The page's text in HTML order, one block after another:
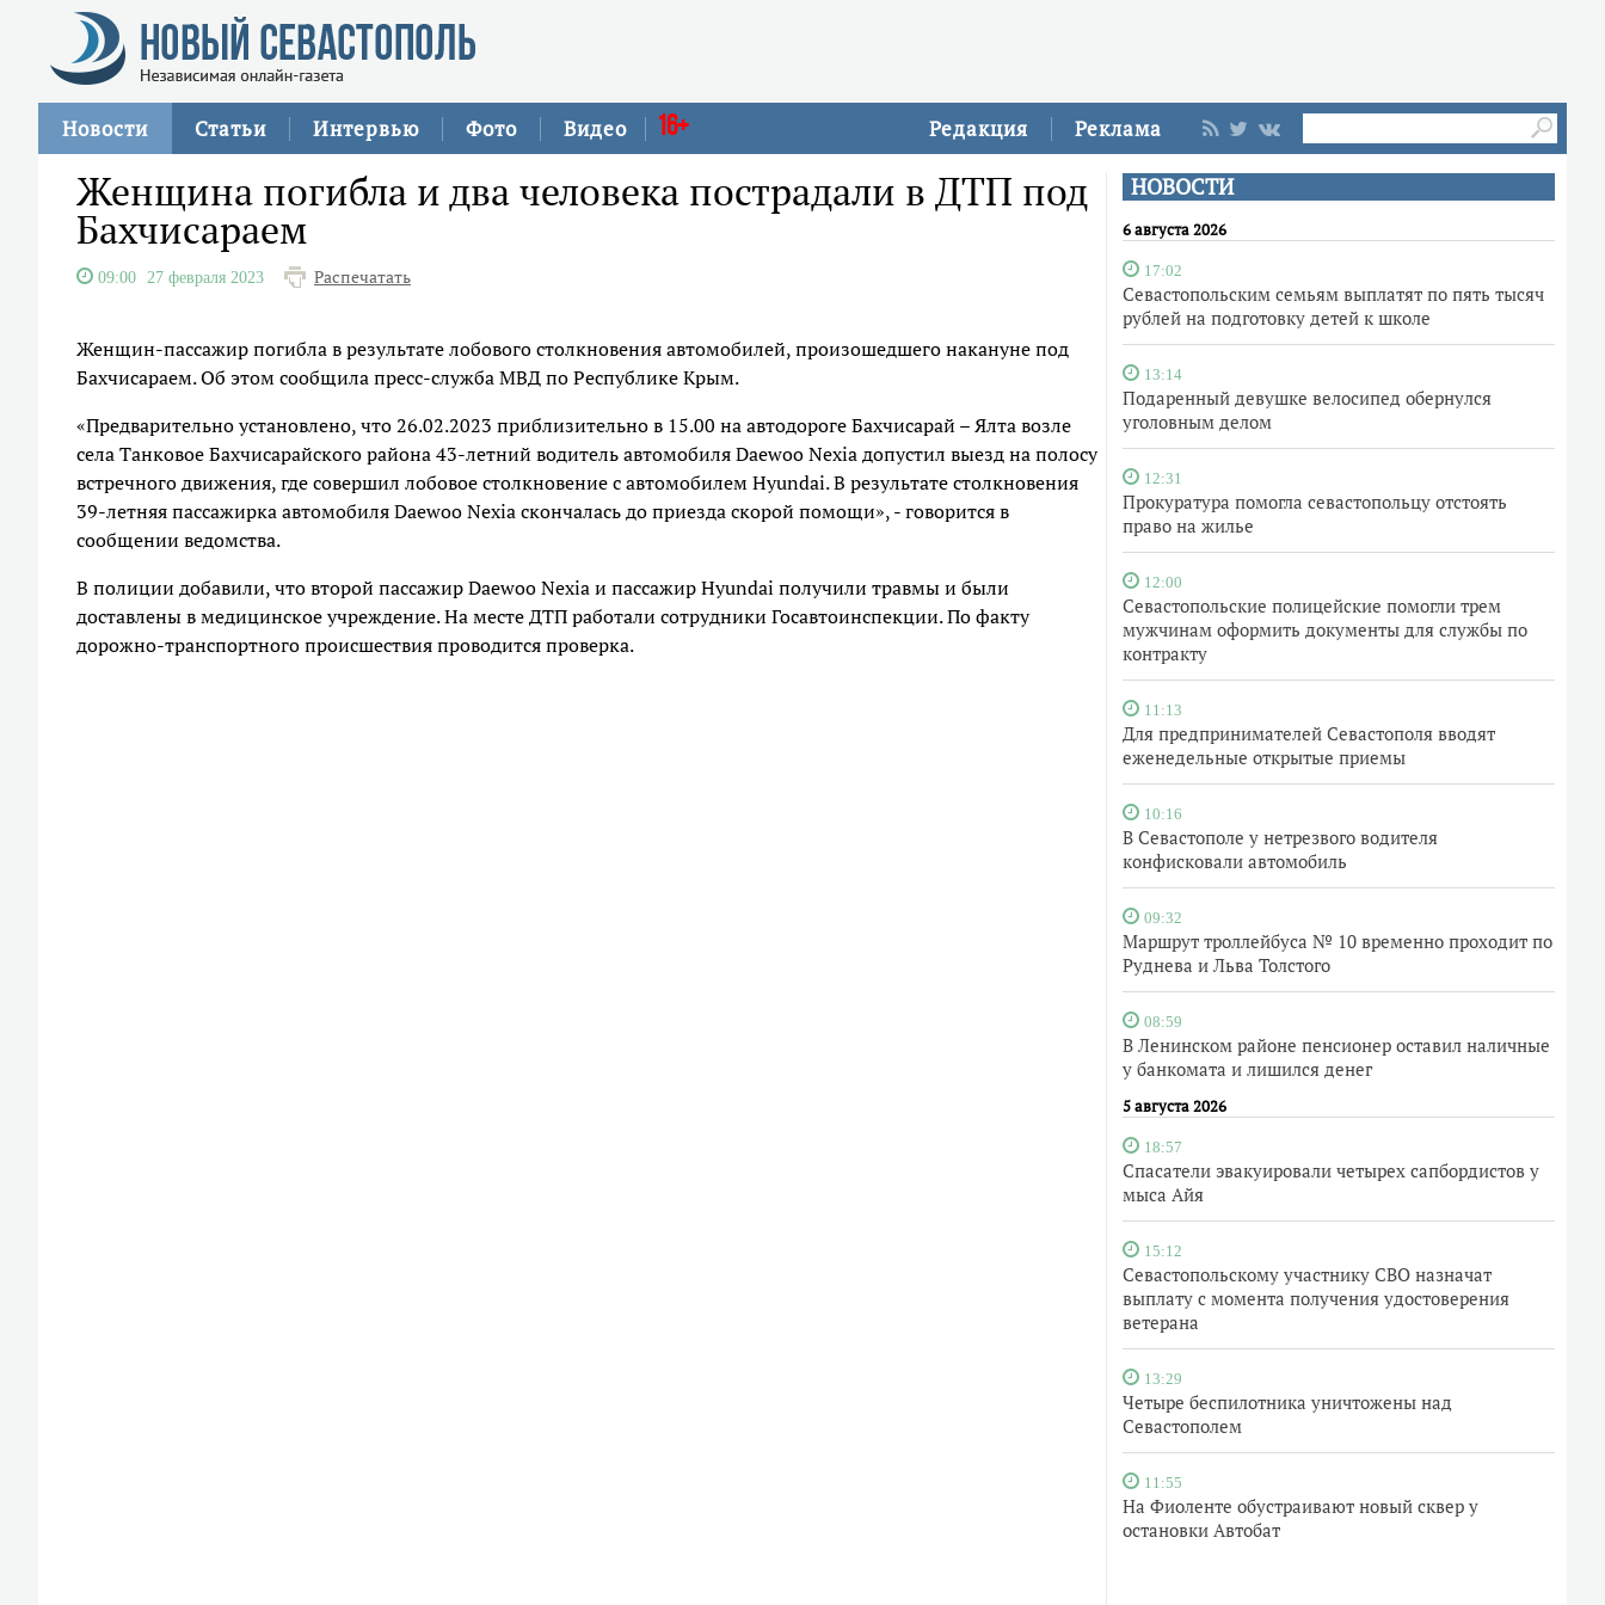
Редакция Реклама
Новости Статьи Интервью Фото Видео 16+
НОВОСТИ
6 августа 2026
17:02
Севастопольским семьям выплатят по пять тысяч
рублей на подготовку детей к школе
13:14
Подаренный девушке велосипед обернулся
уголовным делом
12:31
Прокуратура помогла севастопольцу отстоять
право на жилье
12:00
Севастопольские полицейские помогли трем
мужчинам оформить документы для службы по
контракту
11:13
Для предпринимателей Севастополя вводят
еженедельные открытые приемы
10:16
В Севастополе у нетрезвого водителя
конфисковали автомобиль
09:32
Маршрут троллейбуса № 10 временно проходит по
Руднева и Льва Толстого
08:59
В Ленинском районе пенсионер оставил наличные
у банкомата и лишился денег
5 августа 2026
18:57
Спасатели эвакуировали четырех сапбордистов у
мыса Айя
15:12
Севастопольскому участнику СВО назначат
выплату с момента получения удостоверения
ветерана
13:29
Четыре беспилотника уничтожены над
Севастополем
11:55
На Фиоленте обустраивают новый сквер у
остановки Автобат
Женщина погибла и два человека пострадали в ДТП под
Бахчисараем
09:00 27 февраля 2023 Распечатать
Женщин-пассажир погибла в результате лобового столкновения автомобилей, произошедшего накануне под
Бахчисараем. Об этом сообщила пресс-служба МВД по Республике Крым.
«Предварительно установлено, что 26.02.2023 приблизительно в 15.00 на автодороге Бахчисарай – Ялта возле
села Танковое Бахчисарайского района 43-летний водитель автомобиля Daewoo Nexia допустил выезд на полосу
встречного движения, где совершил лобовое столкновение с автомобилем Hyundai. В результате столкновения
39-летняя пассажирка автомобиля Daewoo Nexia скончалась до приезда скорой помощи», - говорится в
сообщении ведомства.
В полиции добавили, что второй пассажир Daewoo Nexia и пассажир Hyundai получили травмы и были
доставлены в медицинское учреждение. На месте ДТП работали сотрудники Госавтоинспекции. По факту
дорожно-транспортного происшествия проводится проверка.